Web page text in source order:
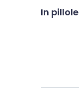
In pillole